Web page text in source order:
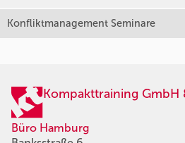
Konfliktmanagement Seminare
Kompakttraining GmbH
Büro Hamburg